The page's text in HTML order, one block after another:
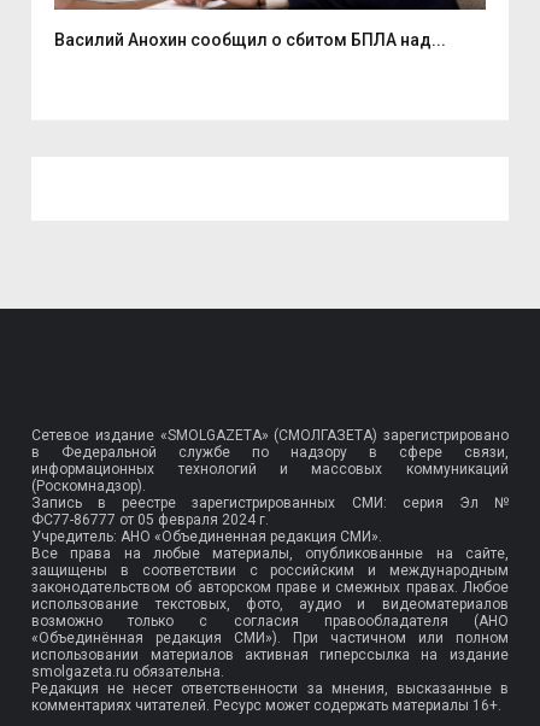
Василий Анохин сообщил о сбитом БПЛА над...
Сетевое издание «SMOLGAZETA» (СМОЛГАЗЕТА) зарегистрировано
в Федеральной службе по надзору в сфере связи,
информационных технологий и массовых коммуникаций
(Роскомнадзор).
Запись в реестре зарегистрированных СМИ: серия Эл №
ФС77-86777 от 05 февраля 2024 г.
Учредитель: АНО «Объединенная редакция СМИ».
Все права на любые материалы, опубликованные на сайте,
защищены в соответствии с российским и международным
законодательством об авторском праве и смежных правах. Любое
использование текстовых, фото, аудио и видеоматериалов
возможно только с согласия правообладателя (АНО
«Объединённая редакция СМИ»). При частичном или полном
использовании материалов активная гиперссылка на издание
smolgazeta.ru обязательна.
Редакция не несет ответственности за мнения, высказанные в
комментариях читателей. Ресурс может содержать материалы 16+.